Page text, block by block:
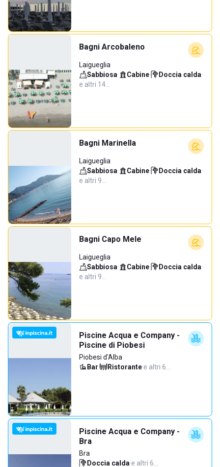
Bagni Arcobaleno
Laigueglia
Sabbiosa· Cabine· Doccia calda·
e altri 14…
Bagni Marinella
Laigueglia
Sabbiosa· Cabine· Doccia calda·
e altri 9…
Bagni Capo Mele
Laigueglia
Sabbiosa· Cabine· Doccia calda·
e altri 9…
Piscine Acqua e Company -
Piscine di Piobesi
Piobesi d'Alba
Bar· Ristorante·e altri 6…
Piscine Acqua e Company -
Bra
Bra
Doccia calda·e altri 6…